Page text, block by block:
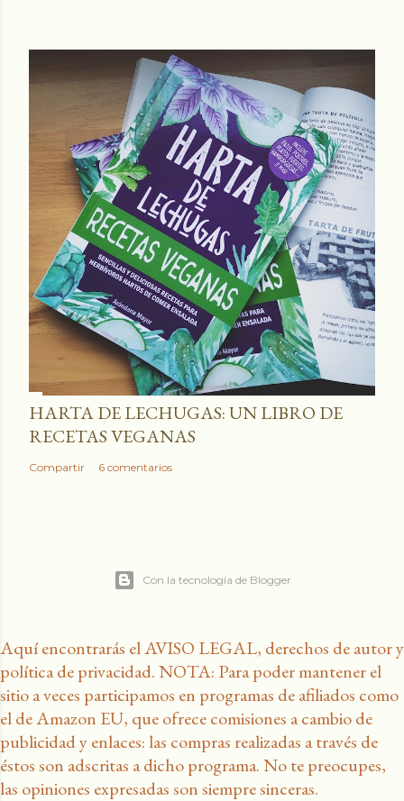
HARTA DE LECHUGAS: UN LIBRO DE
RECETAS VEGANAS
Compartir 6 comentarios
Con la tecnología de Blogger
Aquí encontrarás el AVISO LEGAL, derechos de autor y
política de privacidad. NOTA: Para poder mantener el
sitio a veces participamos en programas de afiliados como
el de Amazon EU, que ofrece comisiones a cambio de
publicidad y enlaces: las compras realizadas a través de
éstos son adscritas a dicho programa. No te preocupes,
las opiniones expresadas son siempre sinceras.